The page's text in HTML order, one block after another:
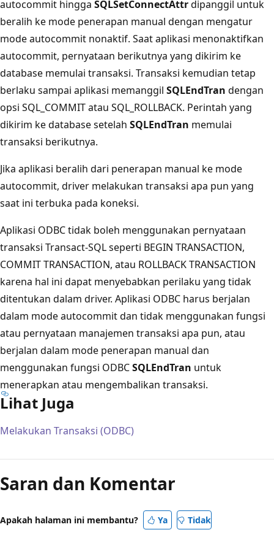
autocommit hingga SQLSetConnectAttrdipanggil untuk
beralih ke mode penerapan manual dengan mengatur
mode autocommit nonaktif. Saat aplikasi menonaktifkan
autocommit, pernyataan berikutnya yang dikirim ke
database memulai transaksi. Transaksi kemudian tetap
berlaku sampai aplikasi memanggil SQLEndTran dengan
opsi SQL_COMMIT atau SQL_ROLLBACK. Perintah yang
dikirim ke database setelah SQLEndTran memulai
transaksi berikutnya.
Jika aplikasi beralih dari penerapan manual ke mode
autocommit, driver melakukan transaksi apa pun yang
saat ini terbuka pada koneksi.
Aplikasi ODBC tidak boleh menggunakan pernyataan
transaksi Transact-SQL seperti BEGIN TRANSACTION,
COMMIT TRANSACTION, atau ROLLBACK TRANSACTION
karena hal ini dapat menyebabkan perilaku yang tidak
ditentukan dalam driver. Aplikasi ODBC harus berjalan
dalam mode autocommit dan tidak menggunakan fungsi
atau pernyataan manajemen transaksi apa pun, atau
berjalan dalam mode penerapan manual dan
menggunakan fungsi ODBCSQLEndTran untuk
menerapkan atau mengembalikan transaksi.
Lihat Juga
Melakukan Transaksi (ODBC)
baca
dinonaktifkan
Saran dan Komentar
Apakah halaman ini membantu? Ya Tidak